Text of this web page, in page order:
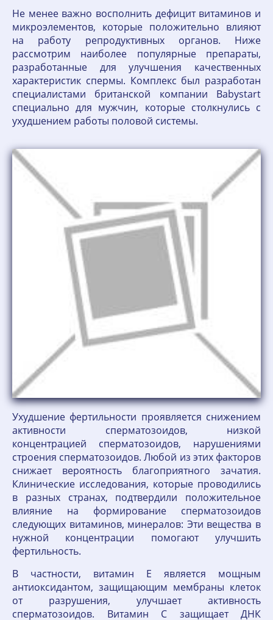
Не менее важно восполнить дефицит витаминов и
микроэлементов, которые положительно влияют
на работу репродуктивных органов. Ниже
рассмотрим наиболее популярные препараты,
разработанные для улучшения качественных
характеристик спермы. Комплекс был разработан
специалистами британской компании Babystart
специально для мужчин, которые столкнулись с
ухудшением работы половой системы.
Ухудшение фертильности проявляется снижением
активности сперматозоидов, низкой
концентрацией сперматозоидов, нарушениями
строения сперматозоидов. Любой из этих факторов
снижает вероятность благоприятного зачатия.
Клинические исследования, которые проводились
в разных странах, подтвердили положительное
влияние на формирование сперматозоидов
следующих витаминов, минералов: Эти вещества в
нужной концентрации помогают улучшить
фертильность.
В частности, витамин Е является мощным
антиоксидантом, защищающим мембраны клеток
от разрушения, улучшает активность
сперматозоидов. Витамин С защищает ДНК